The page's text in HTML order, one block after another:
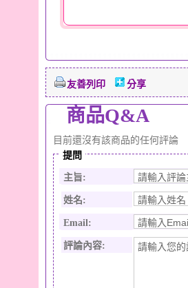
友善列印 分享
商品Q&A
目前還沒有該商品的任何評論
提問
主旨:
姓名:
Email:
評論內容: